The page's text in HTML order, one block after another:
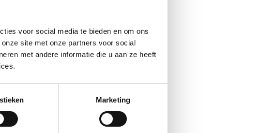
voor social media te bieden en om ons
site met onze partners voor social
met andere informatie die u aan ze heeft
Marketing